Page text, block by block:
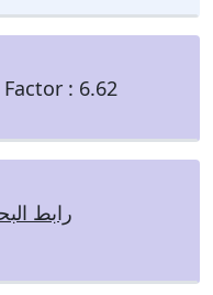
: 6.62
رابط